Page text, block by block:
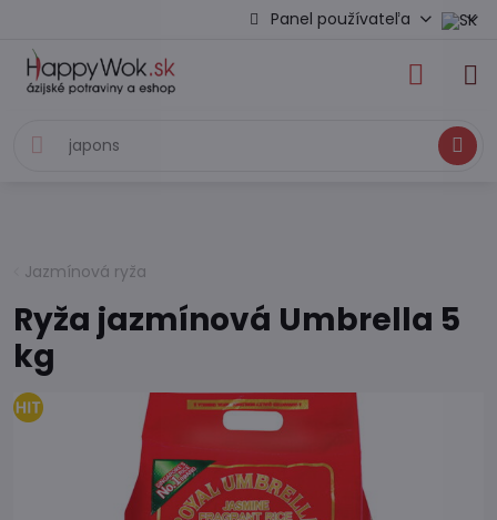
Panel používateľa
Hľadať
Jazmínová ryža
Ryža jazmínová Umbrella 5
kg